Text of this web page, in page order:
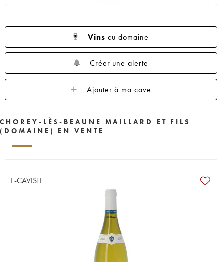
Vins du domaine
Créer une alerte
Ajouter à ma cave
CHOREY-LÈS-BEAUNE MAILLARD ET FILS
(DOMAINE) EN VENTE
E-CAVISTE